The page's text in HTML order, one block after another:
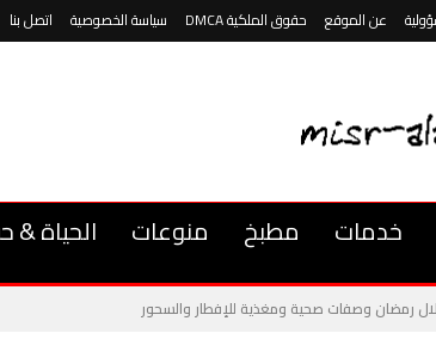
عن الموقع حقوق الملكية DMCA سياسة الخصوصية اتصل بنا
خدمات مطبخ منوعات الحياة &
رمضان وصفات صحية ومغذية للإفطار والسحور